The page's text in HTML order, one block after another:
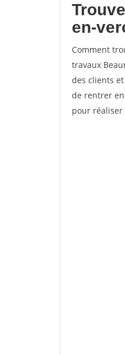
en-
Comment
travaux
des clients
de rentrer
pour